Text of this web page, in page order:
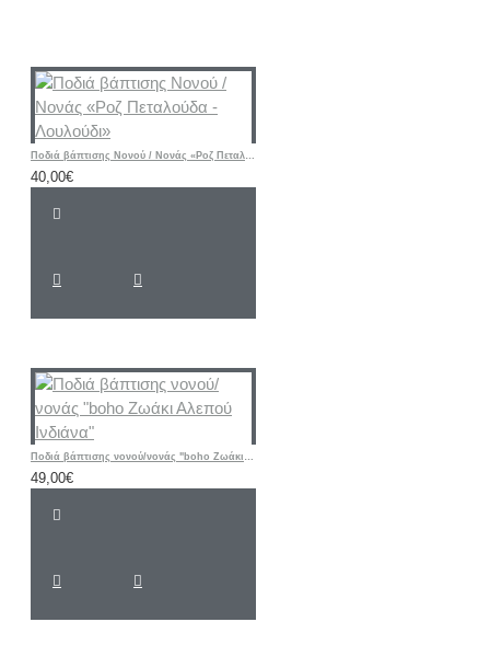
Ποδιά βάπτισης Νονού / Νονάς «Ροζ Πεταλούδα - Λουλούδι»
40,00€
Ποδιά βάπτισης νονού/νονάς "boho Ζωάκι Αλεπού Ινδιάνα"
49,00€